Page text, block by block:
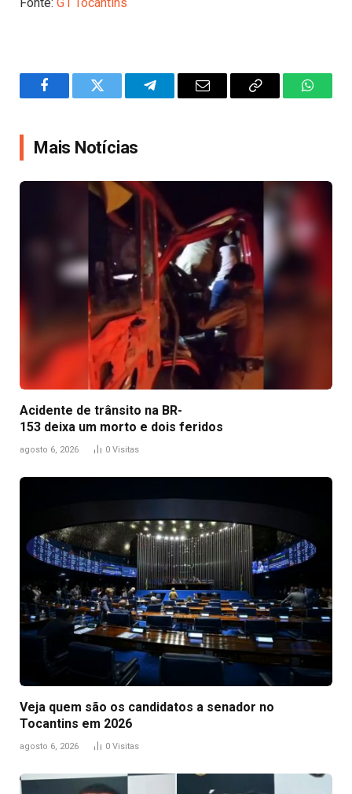
FacebookTwitter TelegramEmail
Copy
Mais Notícias
Acidente de trânsito na BR-
153 deixa um morto e dois feridos
agosto 6, 2026 0 Visitas
Veja quem são os candidatos a senador no
Tocantins em 2026
agosto 6, 2026 0 Visitas